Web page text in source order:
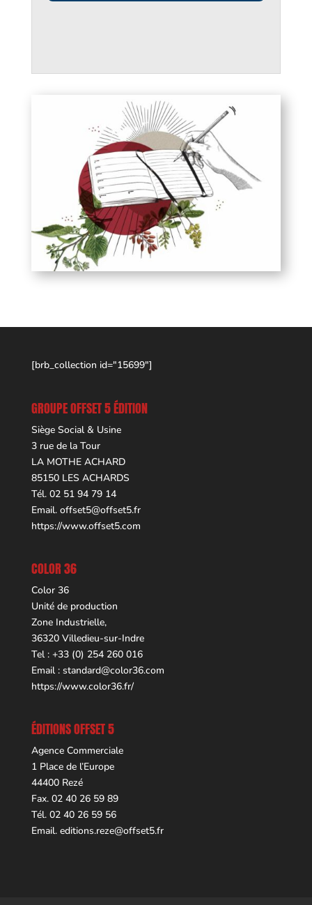
[brb_collection id="15699"]
GROUPE OFFSET 5 ÉDITION
Siège Social & Usine
3 rue de la Tour
LA MOTHE ACHARD
85150 LES ACHARDS
Tél. 02 51 94 79 14
Email. offset5@offset5.fr
https://www.offset5.com
COLOR 36
Color 36
Unité de production
Zone Industrielle,
36320 Villedieu-sur-Indre
Tel : +33 (0) 254 260 016
Email : standard@color36.com
https://www.color36.fr/
ÉDITIONS OFFSET 5
Agence Commerciale
1 Place de l’Europe
44400 Rezé
Fax. 02 40 26 59 89
Tél. 02 40 26 59 56
Email. editions.reze@offset5.fr